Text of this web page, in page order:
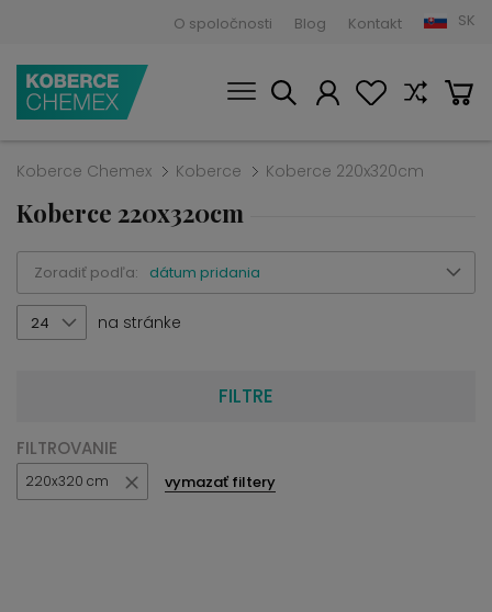
O spoločnosti Blog Kontakt SK
Koberce Chemex Koberce Koberce 220x320cm
Koberce 220x320cm
Zoradiť podľa: dátum pridania
24 na stránke
FILTRE
FILTROVANIE
220x320 cm vymazať filtery